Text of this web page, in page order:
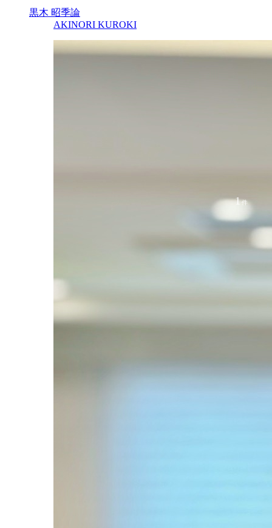
黒木 昭季論
AKINORI KUROKI
1件